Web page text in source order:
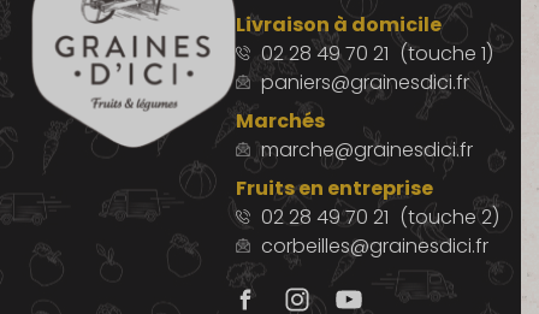
Livraison à domicile
02 28 49 70 21 (touche 1)
paniers@grainesdici.fr
Marchés
marche@grainesdici.fr
Fruits en entreprise
02 28 49 70 21 (touche 2)
corbeilles@grainesdici.fr